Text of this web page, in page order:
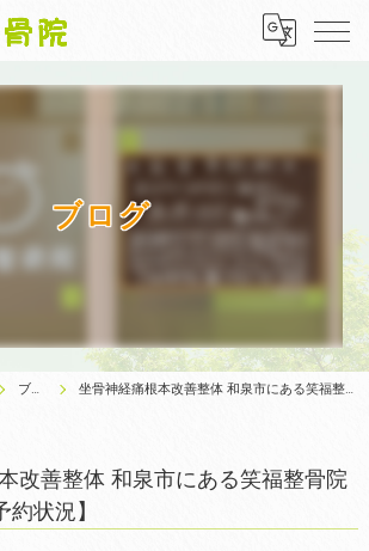
ブログ
ブログ 坐骨神経痛根本改善整体 和泉市にある笑福整骨院【7月13日の予約状況】
改善整体 和泉市にある笑福整骨院
約状況】